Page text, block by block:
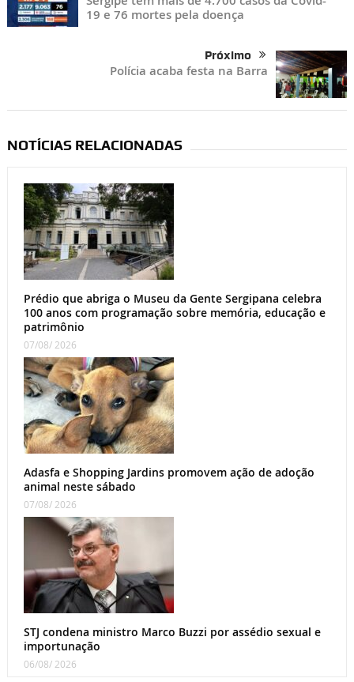
19 e 76 mortes pela doença
Próximo
Polícia acaba festa na Barra
NOTÍCIAS RELACIONADAS
Prédio que abriga o Museu da Gente Sergipana celebra
100 anos com programação sobre memória, educação e
patrimônio
07/08/ 2026
Adasfa e Shopping Jardins promovem ação de adoção
animal neste sábado
07/08/ 2026
STJ condena ministro Marco Buzzi por assédio sexual e
importunação
06/08/ 2026